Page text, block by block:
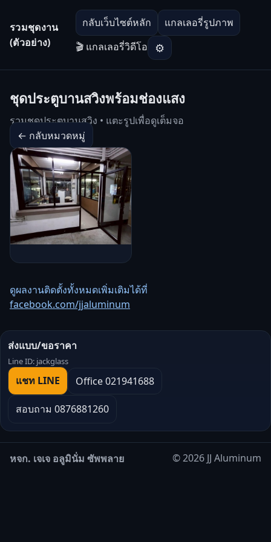
รวมชุดงาน
(ตัวอย่าง)
กลับเว็บไซต์หลัก
แกลเลอรี่รูปภาพ
🎬 แกลเลอรี่วิดีโอ
⚙
ชุดประตูบานสวิงพร้อมช่องแสง
รวมชุดประตูบานสวิง • แตะรูปเพื่อดูเต็มจอ
← กลับหมวดหมู่
ดูผลงานติดตั้งทั้งหมดเพิ่มเติมได้ที่
facebook.com/jjaluminum
ส่งแบบ/ขอราคา
Line ID: jackglass
แชท LINE Office 021941688
สอบถาม 0876881260
หจก. เจเจ อลูมินั่ม ซัพพลาย © 2026 JJ Aluminum